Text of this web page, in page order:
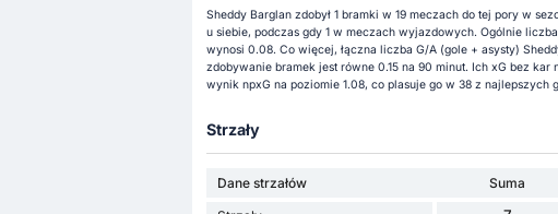
Sheddy Barglan zdobył 1 bramki w 19 meczach do tej pory w
u siebie, podczas gdy 1 w meczach wyjazdowych. Ogólnie
wynosi 0.08. Co więcej, łączna liczba G/A (gole + asysty)
zdobywanie bramek jest równe 0.15 na 90 minut. Ich xG bez
wynik npxG na poziomie 1.08, co plasuje go w 38 z najlepszych
Strzały
Dane strzałów Suma